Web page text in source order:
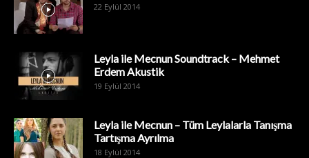
22 Eylül 2014
Leyla ile Mecnun Soundtrack – Mehmet
Erdem Akustik
19 Eylül 2014
Leyla ile Mecnun – Tüm Leylalarla Tanışma
Tartışma Ayrılma
18 Eylül 2014